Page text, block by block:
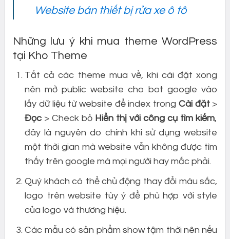
Website bán thiết bị rửa xe ô tô
Những lưu ý khi mua theme WordPress
tại Kho Theme
Tất cả các theme mua về, khi cài đặt xong
nên mở public website cho bot google vào
lấy dữ liệu từ website để index trong Cài đặt>
Đọc> Check bỏ Hiển thị với công cụ tìm kiếm,
đây là nguyên do chính khi sử dụng website
một thời gian mà website vẫn không được tìm
thấy trên google mà mọi người hay mắc phải.
Quý khách có thể chủ động thay đổi màu sắc,
logo trên website tùy ý để phù hợp với style
của logo và thương hiệu.
Các mẫu có sản phẩm show tậm thời nên nếu